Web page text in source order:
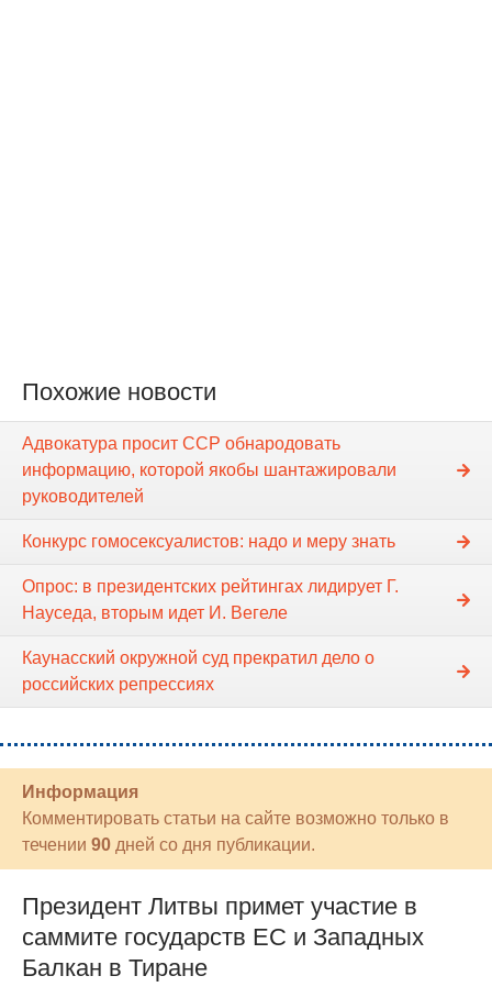
Похожие новости
Адвокатура просит ССР обнародовать
информацию, которой якобы шантажировали
руководителей
Конкурс гомосексуалистов: надо и меру знать
Опрос: в президентских рейтингах лидирует Г.
Науседа, вторым идет И. Вегеле
Каунасский окружной суд прекратил дело о
российских репрессиях
Информация
Комментировать статьи на сайте возможно только в
течении 90 дней со дня публикации.
Президент Литвы примет участие в
саммите государств ЕС и Западных
Балкан в Тиране